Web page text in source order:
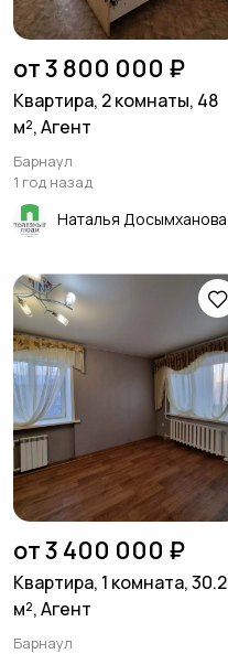
от 3 800 000 ₽
Квартира, 2 комнаты, 48
м², Агент
Барнаул
1 год назад
от 3 400 000 ₽
Квартира, 1 комната, 30.2
м², Агент
Барнаул